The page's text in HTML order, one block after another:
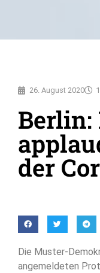
26. August 2020
Berlin:
der
Die Muster-
angemeldeten